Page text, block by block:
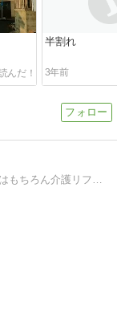
半割れ
3年前